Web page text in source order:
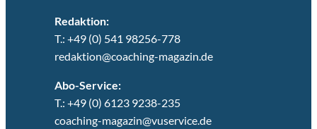
Redaktion:
T.: +49 (0) 541 98256-778
redaktion@coaching-magazin.de
Abo-Service:
T.: +49 (0) 6123 9238-235
coaching-magazin@vuservice.de